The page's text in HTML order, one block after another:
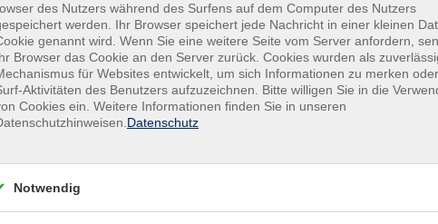
des Nutzers während des Surfens auf dem Computer des Nutzers
werden. Ihr Browser speichert jede Nachricht in einer kleinen
genannt wird. Wenn Sie eine weitere Seite vom Server anfordern,
Browser das Cookie an den Server zurück. Cookies wurden als
für Websites entwickelt, um sich Informationen zu merken
Aktivitäten des Benutzers aufzuzeichnen. Bitte willigen Sie in die
Cookies ein. Weitere Informationen finden Sie in unseren
Datenschutz
Notwendig